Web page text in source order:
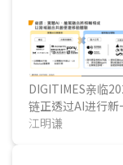
力展示，进一步
舱、车联网、充
示智能车与机器
展。...
DIGITIMES亲临
链正透过AI进行
合」为最关键要
江明谦